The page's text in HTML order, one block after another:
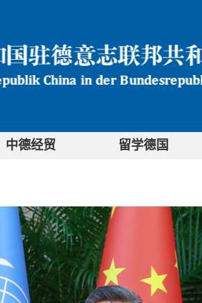
中德经贸 留学德国